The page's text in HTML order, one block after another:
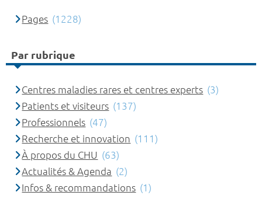
Pages (1228)
Par rubrique
Centres maladies rares et centres experts (3)
Patients et visiteurs (137)
Professionnels (47)
Recherche et innovation (111)
À propos du CHU (63)
Actualités & Agenda (2)
Infos & recommandations (1)